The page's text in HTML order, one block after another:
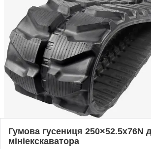
Гумова гусениця 250×52.5x76N
мініекскаватора